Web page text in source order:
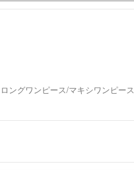
ロングワンピース/マキシワンピース